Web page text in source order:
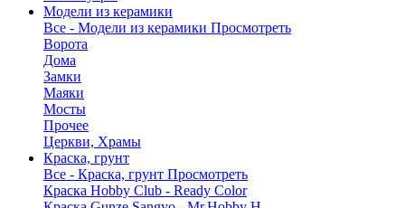
Модели из керамики
Все - Модели из керамики Просмотреть
Ворота
Дома
Замки
Маяки
Мосты
Прочее
Церкви, Храмы
Краска, грунт
Все - Краска, грунт Просмотреть
Краска Hobby Club - Ready Color